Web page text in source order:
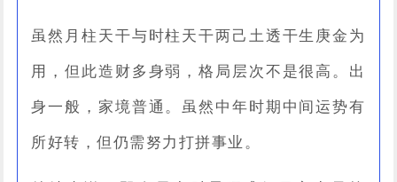
虽然月柱天干与时柱天干两己土透干生庚金为
用，但此造财多身弱，格局层次不是很高。出
身一般，家境普通。虽然中年时期中间运势有
所好转，但仍需努力打拼事业。